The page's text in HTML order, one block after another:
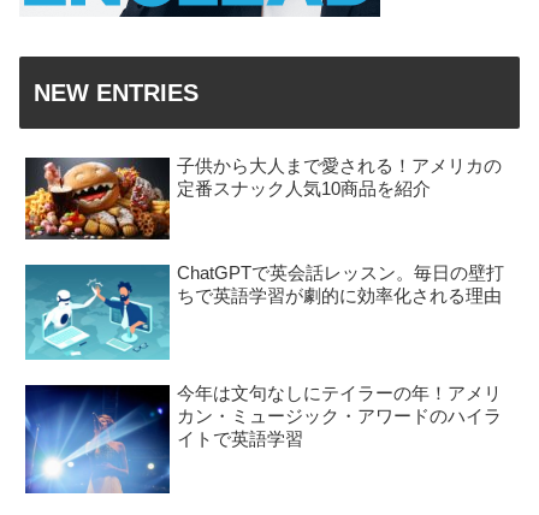
NEW ENTRIES
子供から大人まで愛される！アメリカの
定番スナック人気10商品を紹介
ChatGPTで英会話レッスン。毎日の壁打
ちで英語学習が劇的に効率化される理由
今年は文句なしにテイラーの年！アメリ
カン・ミュージック・アワードのハイラ
イトで英語学習